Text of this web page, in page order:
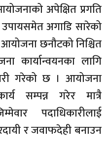
अपेक्षित प्रगति
अगाडि सारेको
आयोजना छनौटको निश्चित
कार्यान्वयनका लागि
गरेको छ । आयोजना
सम्पन्न गरेर मात्रै
पदाधिकारीलाई
र जवाफदेही बनाउन